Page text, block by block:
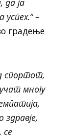
–
градење
спортот,
многу
се